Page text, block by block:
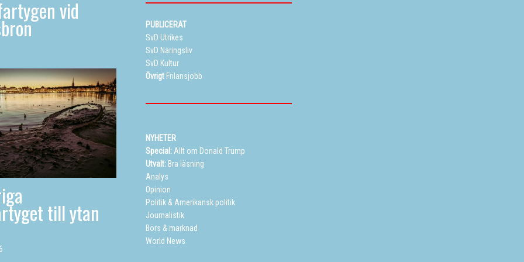
vid
till ytan
PUBLICERAT
SvD Utrikes
SvD Näringsliv
SvD Kultur
Övrigt Frilansjobb
NYHETER
Special: Allt om Donald Trump
Utvalt: Bra läsning
Analys
Opinion
Politik & Amerikansk politik
Journalistik
Börs & marknad
World News